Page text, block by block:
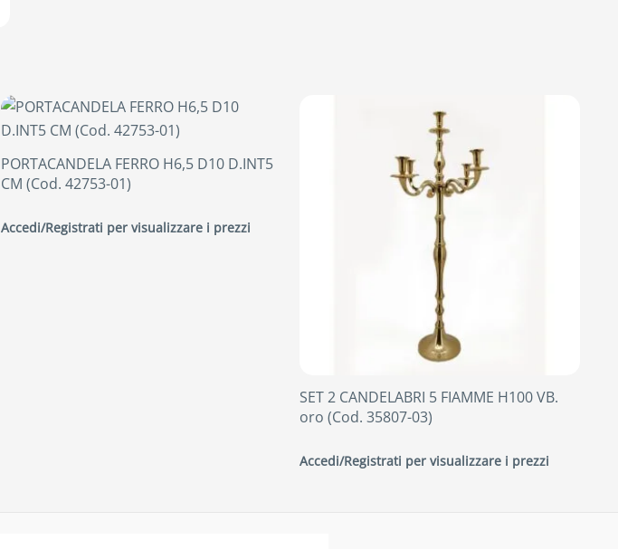
PORTACANDELA FERRO H6,5 D10 D.INT5
CM (Cod. 42753-01)
Accedi/Registrati per visualizzare i prezzi
SET 2 CANDELABRI 5 FIAMME H100 VB.
oro (Cod. 35807-03)
Accedi/Registrati per visualizzare i prezzi